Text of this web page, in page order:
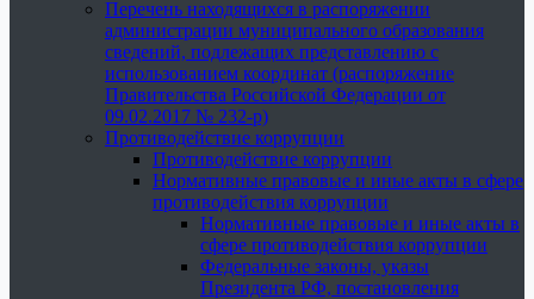
Перечень находящихся в распоряжении
администрации муниципального образования
сведений, подлежащих представлению с
использованием координат (распоряжение
Правительства Российской Федерации от
09.02.2017 № 232-р)
Противодействие коррупции
Противодействие коррупции
Нормативные правовые и иные акты в сфере
противодействия коррупции
Нормативные правовые и иные акты в
сфере противодействия коррупции
Федеральные законы, указы
Президента РФ, постановления